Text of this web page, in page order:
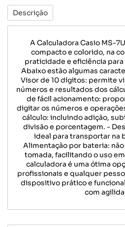
Descrição
A Calculadora Casio MS-
compacto e colorido, na
praticidade e eficiência para
Abaixo estão algumas
Visor de 10 dígitos: permite
números e resultados dos
de fácil acionamento:
digitar os números e
cálculo: incluindo adição,
divisão e porcentagem. -
ideal para transportar na
Alimentação por bateria:
tomada, facilitando o uso
calculadora é uma ótima
profissionais e qualquer
dispositivo prático e
com